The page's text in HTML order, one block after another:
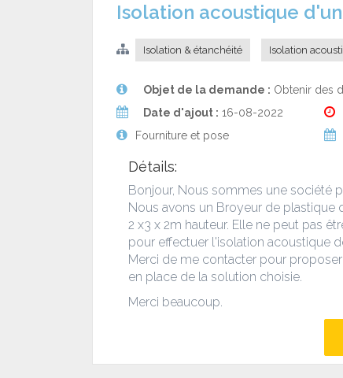
Isolation acoustique
Isolation & étanchéité Isolation
Objet de la demande : Obtenir des
Date d'ajout : 16-08-2022
Fourniture et pose
Détails:
Bonjour, Nous sommes une société
Nous avons un Broyeur de plastique
2 x3 x 2m hauteur. Elle ne peut pas
pour effectuer l'isolation acoustique
Merci de me contacter pour
en place de la solution choisie.
Merci beaucoup.